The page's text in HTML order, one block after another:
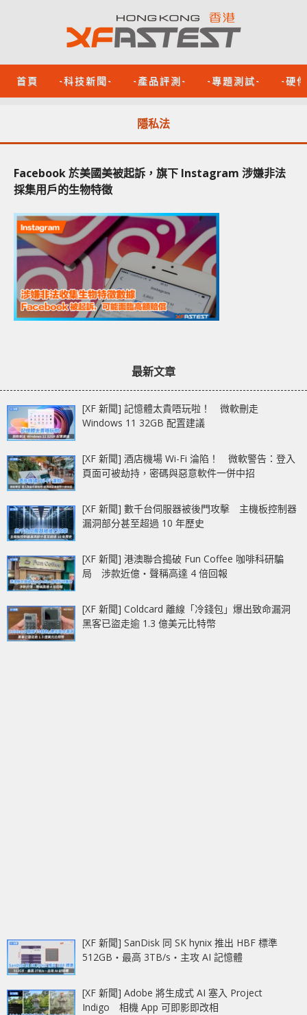
首頁 -科技新聞- -產品評測- -專題測試- -硬
隱私法
Facebook 於美國美被起訴，旗下 Instagram 涉嫌非法
採集用戶的生物特徵
最新文章
[XF 新聞] 記憶體太貴唔玩啦！ 微軟刪走
Windows 11 32GB 配置建議
[XF 新聞] 酒店機場 Wi-Fi 淪陷！ 微軟警告：登入
頁面可被劫持，密碼與惡意軟件一併中招
[XF 新聞] 數千台伺服器被後門攻擊 主機板控制器
漏洞部分甚至超過 10 年歷史
[XF 新聞] 港澳聯合搗破 Fun Coffee 咖啡科研騙
局 涉款近億‧聲稱高達 4 倍回報
[XF 新聞] Coldcard 離線「冷錢包」爆出致命漏洞
黑客已盜走逾 1.3 億美元比特幣
[XF 新聞] SanDisk 同 SK hynix 推出 HBF 標準
512GB‧最高 3TB/s‧主攻 AI 記憶體
[XF 新聞] Adobe 將生成式 AI 塞入 Project
Indigo 相機 App 可即影即改相